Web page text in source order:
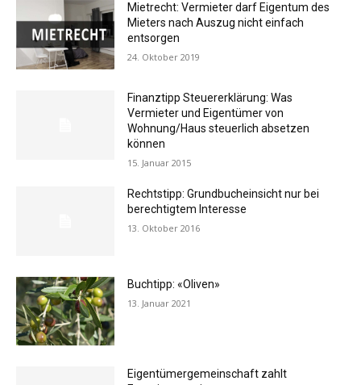
Mietrecht: Vermieter darf Eigentum des
Mieters nach Auszug nicht einfach
entsorgen
24. Oktober 2019
Finanztipp Steuererklärung: Was
Vermieter und Eigentümer von
Wohnung/Haus steuerlich absetzen
können
15. Januar 2015
Rechtstipp: Grundbucheinsicht nur bei
berechtigtem Interesse
13. Oktober 2016
Buchtipp: «Oliven»
13. Januar 2021
Eigentümergemeinschaft zahlt